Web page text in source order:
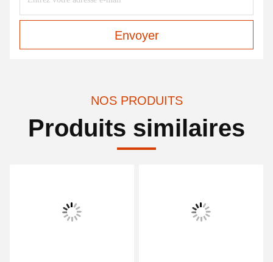
Envoyer
NOS PRODUITS
Produits similaires